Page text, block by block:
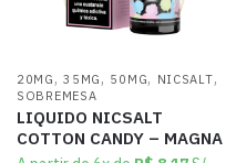
20MG ,35MG , 50MG, NICSALT,
SOBREMESA
LIQUIDO NICSALT
COTTON CANDY – MAGNA